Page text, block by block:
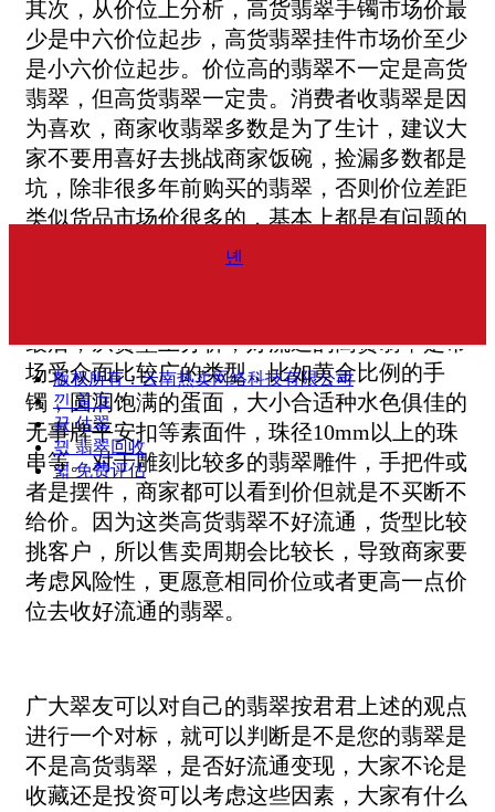
其次，从价位上分析，高货翡翠手镯市场价最
少是中六价位起步，高货翡翠挂件市场价至少
是小六价位起步。价位高的翡翠不一定是高货
翡翠，但高货翡翠一定贵。消费者收翡翠是因
为喜欢，商家收翡翠多数是为了生计，建议大
家不要用喜好去挑战商家饭碗，捡漏多数都是
坑，除非很多年前购买的翡翠，否则价位差距
类似货品市场价很多的，基本上都是有问题的
最后，从货型上分析，好流通的高货翡翠是市
场受众面比较广的类型，比如黄金比例的手
镯，圆润饱满的蛋面，大小合适种水色俱佳的
无事牌平安扣等素面件，珠径10mm以上的珠
串等。对于雕刻比较多的翡翠雕件，手把件或
者是摆件，商家都可以看到价但就是不买断不
给价。因为这类高货翡翠不好流通，货型比较
挑客户，所以售卖周期会比较长，导致商家要
考虑风险性，更愿意相同价位或者更高一点价
位去收好流通的翡翠。
广大翠友可以对自己的翡翠按君君上述的观点
进行一个对标，就可以判断是不是您的翡翠是
不是高货翡翠，是否好流通变现，大家不论是
收藏还是投资可以考虑这些因素，大家有什么
녠
版权所有：云南热卖网络科技有限公司
낀 首页
뀴 估翠
끣 翡翠回收
뀗 免费评估